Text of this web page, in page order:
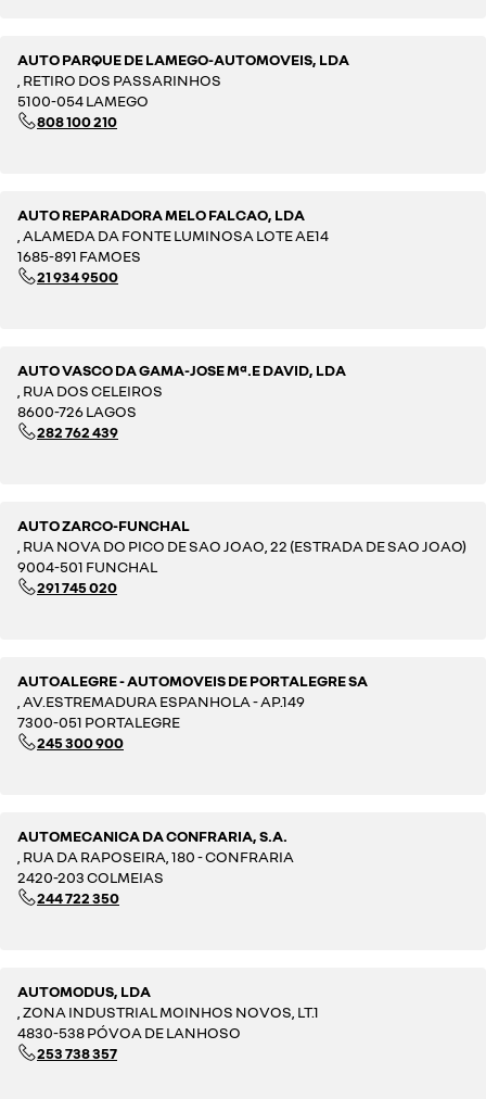
AUTO PARQUE DE LAMEGO-AUTOMOVEIS, LDA
, RETIRO DOS PASSARINHOS
5100-054 LAMEGO
808 100 210
AUTO REPARADORA MELO FALCAO, LDA
, ALAMEDA DA FONTE LUMINOSA LOTE AE14
1685-891 FAMOES
21 934 9500
AUTO VASCO DA GAMA-JOSE Mª.E DAVID, LDA
, RUA DOS CELEIROS
8600-726 LAGOS
282 762 439
AUTO ZARCO-FUNCHAL
, RUA NOVA DO PICO DE SAO JOAO, 22 (ESTRADA DE SAO JOAO)
9004-501 FUNCHAL
291 745 020
AUTOALEGRE - AUTOMOVEIS DE PORTALEGRE SA
, AV.ESTREMADURA ESPANHOLA - AP.149
7300-051 PORTALEGRE
245 300 900
AUTOMECANICA DA CONFRARIA, S.A.
, RUA DA RAPOSEIRA, 180 - CONFRARIA
2420-203 COLMEIAS
244 722 350
AUTOMODUS, LDA
, ZONA INDUSTRIAL MOINHOS NOVOS, LT.1
4830-538 PÓVOA DE LANHOSO
253 738 357